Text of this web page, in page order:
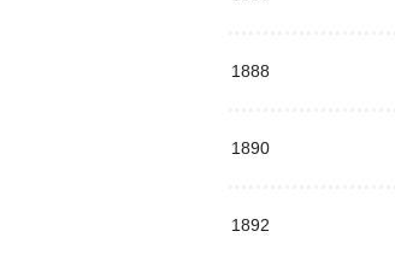
1888
1890
1892